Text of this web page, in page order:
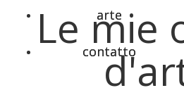
arte
contatto
Le mie